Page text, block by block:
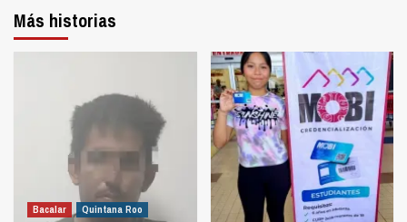
Más historias
Bacalar
Quintana Roo